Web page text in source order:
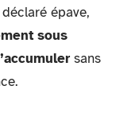
épave,
sous
sans